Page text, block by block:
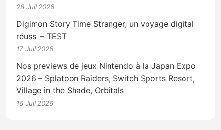
28 Juil 2026
Digimon Story Time Stranger, un voyage digital
réussi – TEST
17 Juil 2026
Nos previews de jeux Nintendo à la Japan Expo
2026 – Splatoon Raiders, Switch Sports Resort,
Village in the Shade, Orbitals
16 Juil 2026